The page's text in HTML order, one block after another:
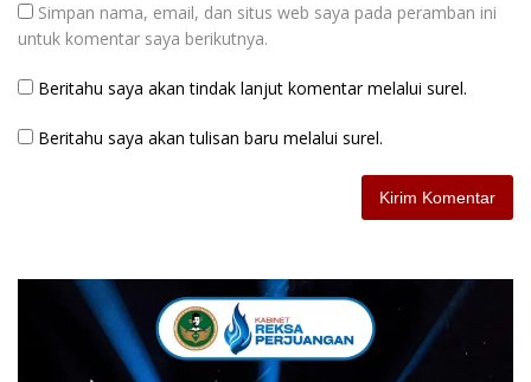
Simpan nama, email, dan situs web saya pada peramban ini
untuk komentar saya berikutnya.
Beritahu saya akan tindak lanjut komentar melalui surel.
Beritahu saya akan tulisan baru melalui surel.